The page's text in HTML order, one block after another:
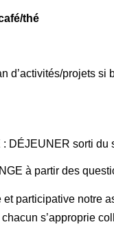
thé
d’activités/projets si
DÉJEUNER sorti du
à partir des
participative notre
s’approprie